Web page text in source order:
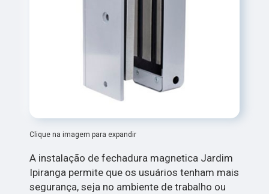
Clique na imagem para expandir
A instalação de fechadura magnetica Jardim
Ipiranga permite que os usuários tenham mais
segurança, seja no ambiente de trabalho ou